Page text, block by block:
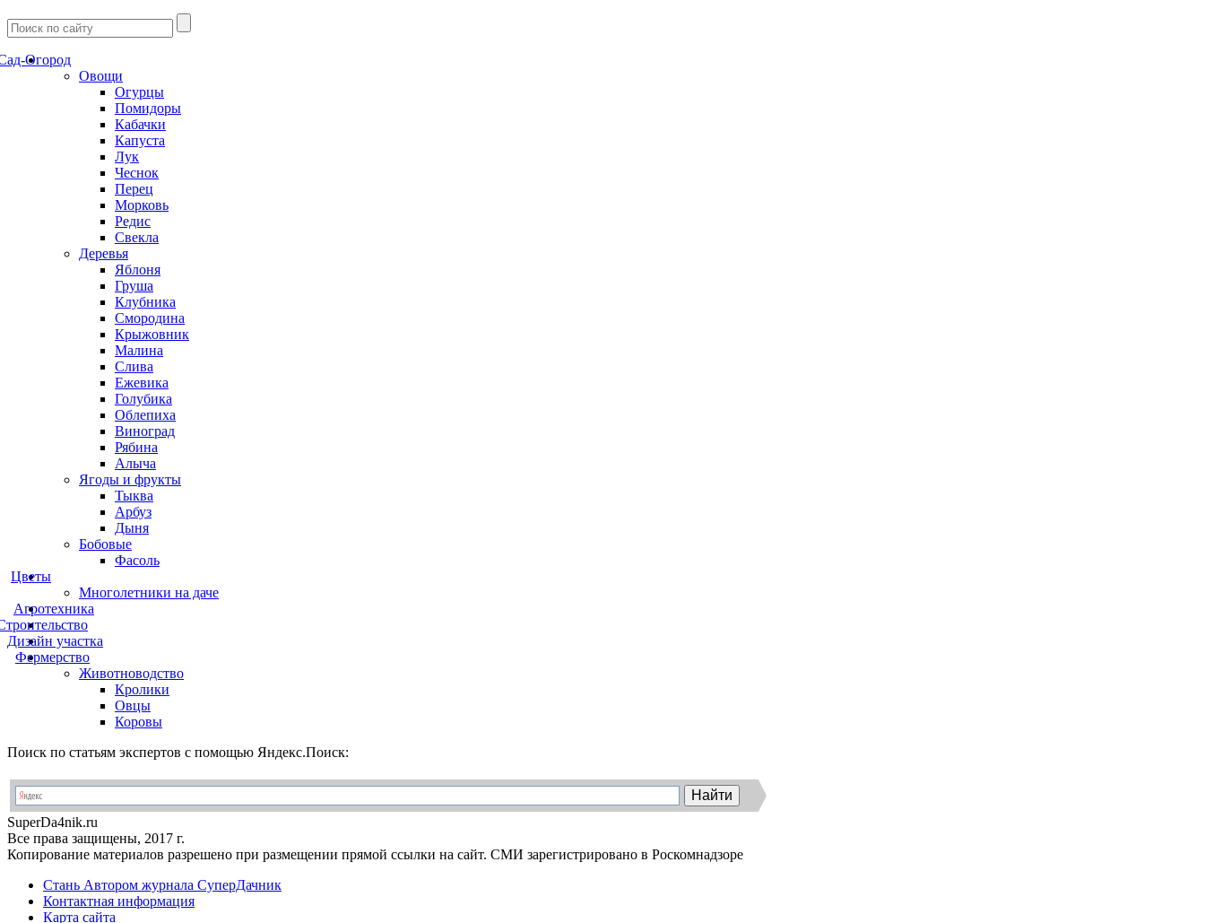
Огород
Овощи
Огурцы
Помидоры
Кабачки
Капуста
Лук
Чеснок
Перец
Морковь
Редис
Свекла
Деревья
Яблоня
Груша
Клубника
Смородина
Крыжовник
Малина
Слива
Ежевика
Голубика
Облепиха
Виноград
Рябина
Алыча
Ягоды и фрукты
Тыква
Арбуз
Дыня
Бобовые
Фасоль
Цветы
Многолетники на даче
Агротехника
Дизайн участка
Фермерство
Животноводство
Кролики
Овцы
Коровы
Поиск по статьям экспертов с помощью Яндекс.Поиск:
SuperDa4nik.ru
Все права защищены, 2017 г.
Копирование материалов разрешено при размещении прямой ссылки на сайт. СМИ зарегистрировано в Роскомнадзоре
Стань Автором журнала СуперДачник
Контактная информация
Карта сайта